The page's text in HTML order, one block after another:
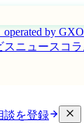
operated by GXO
スニュース コ
談を登録